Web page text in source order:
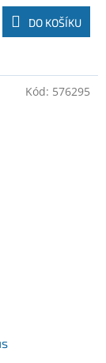
DO KOŠÍKU
Kód: 576295